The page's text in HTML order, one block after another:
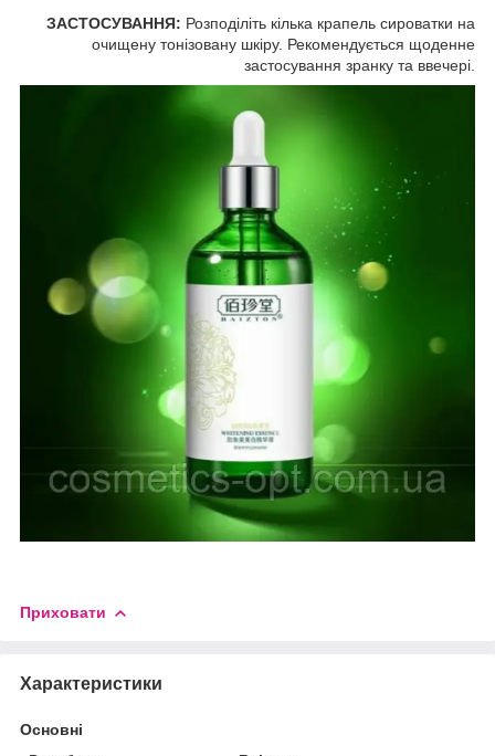
ЗАСТОСУВАННЯ: Розподіліть кілька крапель сироватки на
очищену тонізовану шкіру. Рекомендується щоденне
застосування зранку та ввечері.
Приховати
Характеристики
Основні